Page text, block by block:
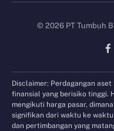
© 2026 PT Tumbuh
Disclaimer: Perdagangan
finansial yang berisiko tinggi.
mengikuti harga pasar,
signifikan dari waktu ke
dan pertimbangan yang